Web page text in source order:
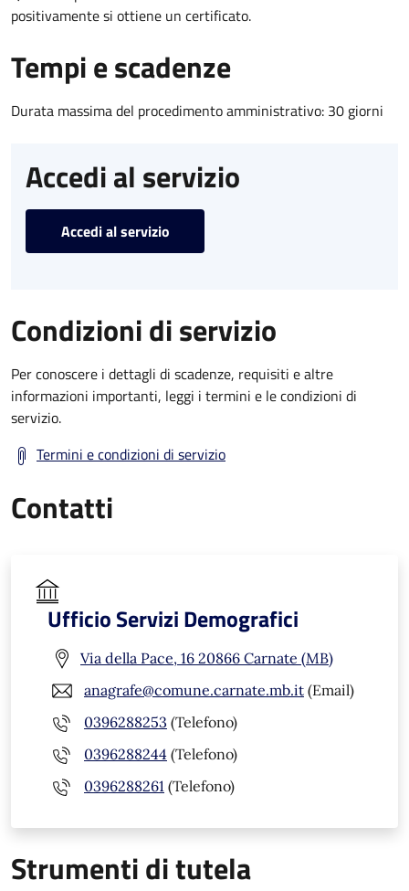
positivamente si ottiene un certificato.
Tempi e scadenze
Durata massima del procedimento amministrativo: 30 giorni
Accedi al servizio
Accedi al servizio
Condizioni di servizio
Per conoscere i dettagli di scadenze, requisiti e altre
informazioni importanti, leggi i termini e le condizioni di
servizio.
Termini e condizioni di servizio
Contatti
Ufficio Servizi Demografici
Via della Pace, 16 20866 Carnate (MB)
anagrafe@comune.carnate.mb.it (Email)
0396288253 (Telefono)
0396288244 (Telefono)
0396288261 (Telefono)
Strumenti di tutela